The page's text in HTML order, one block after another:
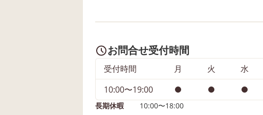
お問合せ受付時間
受付時間 月 火 水
10:00〜19:00
長期休暇
10:00〜18:00